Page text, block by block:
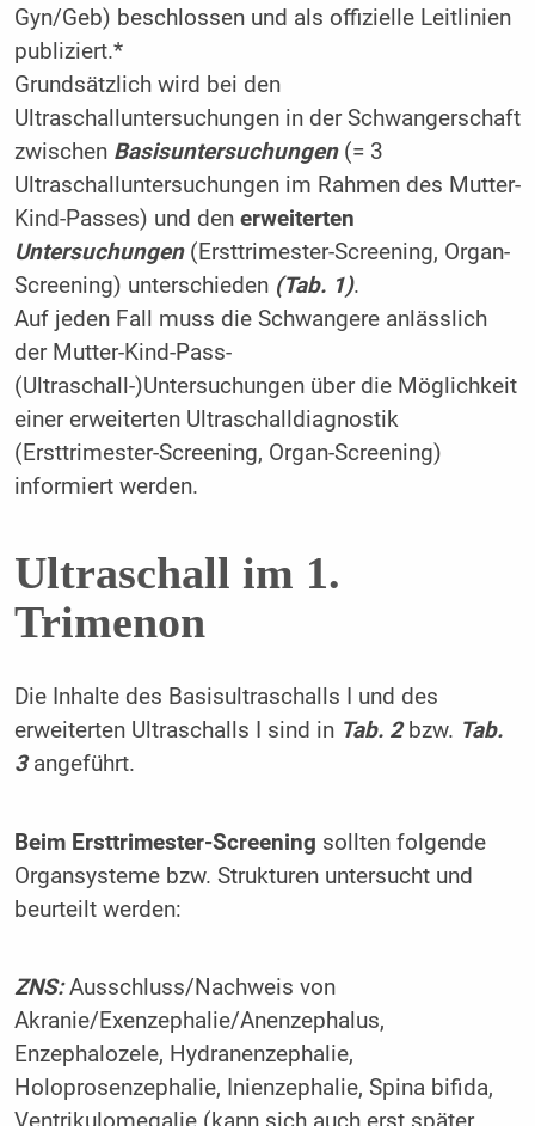
Gyn/Geb) beschlossen und als offizielle Leitlinien
publiziert.*
Grundsätzlich wird bei den
Ultraschalluntersuchungen in der Schwangerschaft
zwischen Basisuntersuchungen (= 3
Ultraschalluntersuchungen im Rahmen des Mutter-
Kind-Passes) und den erweiterten
Untersuchungen(Ersttrimester-Screening, Organ-
Screening) unterschieden(Tab. 1).
Auf jeden Fall muss die Schwangere anlässlich
der Mutter-Kind-Pass-
(Ultraschall-)Untersuchungen über die Möglichkeit
einer erweiterten Ultraschalldiagnostik
(Ersttrimester-Screening, Organ-Screening)
informiert werden.
Ultraschall im 1.
Trimenon
Die Inhalte des Basisultraschalls I und des
erweiterten Ultraschalls I sind in Tab. 2bzw. Tab.
3angeführt.
Beim Ersttrimester-Screening sollten folgende
Organsysteme bzw. Strukturen untersucht und
beurteilt werden:
ZNS:Ausschluss/Nachweis von
Akranie/Exenzephalie/Anenzephalus,
Enzephalozele, Hydranenzephalie,
Holoprosenzephalie, Inienzephalie, Spina bifida,